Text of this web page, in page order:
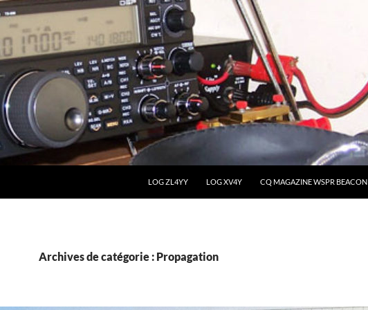
LOG ZL4YY LOG XV4Y CQ MAGAZINE WSPR BEACON
Archives de catégorie : Propagation